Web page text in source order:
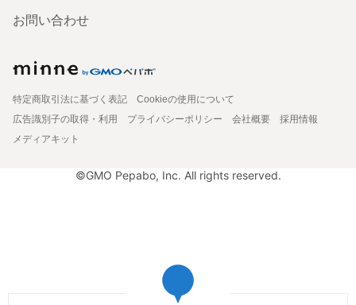
お問い合わせ
特定商取引法に基づく表記
Cookieの使用について
広告識別子の取得・利用
プライバシーポリシー 会社概要
採用情報
メディアキット
©GMO Pepabo, Inc. All rights reserved.